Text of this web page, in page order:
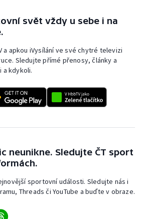
svět vždy u sebe i na
a apkou iVysílání ve své chytré televizi
Sledujte přímé přenosy, články a
a kdykoli.
neunikne. Sledujte ČT sport
sportovní události. Sledujte nás i
Threads či YouTube a buďte v obraze.